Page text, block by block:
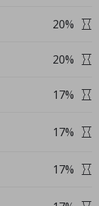
20%
20%
17%
17%
17%